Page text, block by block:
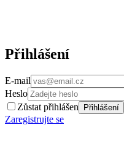
Přihlášení
E-mail
Heslo
Zůstat přihlášen
Přihlášení
Zaregistrujte se